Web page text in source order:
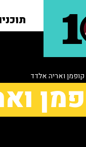
קופמן ואריה אלדד